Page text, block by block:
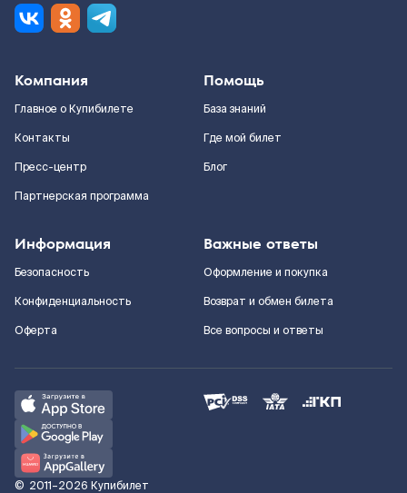
Компания
Главное о Купибилете
Контакты
Пресс-центр
Партнерская программа
Помощь
База знаний
Где мой билет
Блог
Информация
Безопасность
Конфиденциальность
Оферта
Важные ответы
Оформление и покупка
Возврат и обмен билета
Все вопросы и ответы
© 2011–2026 Купибилет